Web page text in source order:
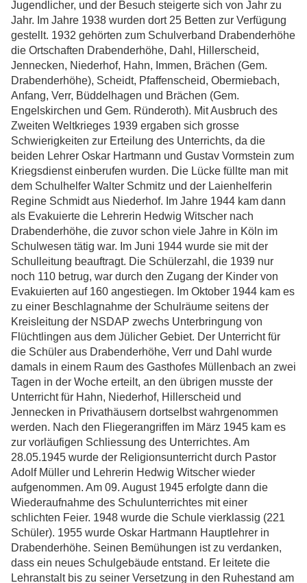
Jugendlicher, und der Besuch steigerte sich von Jahr zu
Jahr. Im Jahre 1938 wurden dort 25 Betten zur Verfügung
gestellt. 1932 gehörten zum Schulverband Drabenderhöhe
die Ortschaften Drabenderhöhe, Dahl, Hillerscheid,
Jennecken, Niederhof, Hahn, Immen, Brächen (Gem.
Drabenderhöhe), Scheidt, Pfaffenscheid, Obermiebach,
Anfang, Verr, Büddelhagen und Brächen (Gem.
Engelskirchen und Gem. Ründeroth). Mit Ausbruch des
Zweiten Weltkrieges 1939 ergaben sich grosse
Schwierigkeiten zur Erteilung des Unterrichts, da die
beiden Lehrer Oskar Hartmann und Gustav Vormstein zum
Kriegsdienst einberufen wurden. Die Lücke füllte man mit
dem Schulhelfer Walter Schmitz und der Laienhelferin
Regine Schmidt aus Niederhof. Im Jahre 1944 kam dann
als Evakuierte die Lehrerin Hedwig Witscher nach
Drabenderhöhe, die zuvor schon viele Jahre in Köln im
Schulwesen tätig war. Im Juni 1944 wurde sie mit der
Schulleitung beauftragt. Die Schülerzahl, die 1939 nur
noch 110 betrug, war durch den Zugang der Kinder von
Evakuierten auf 160 angestiegen. Im Oktober 1944 kam es
zu einer Beschlagnahme der Schulräume seitens der
Kreisleitung der NSDAP zwechs Unterbringung von
Flüchtlingen aus dem Jülicher Gebiet. Der Unterricht für
die Schüler aus Drabenderhöhe, Verr und Dahl wurde
damals in einem Raum des Gasthofes Müllenbach an zwei
Tagen in der Woche erteilt, an den übrigen musste der
Unterricht für Hahn, Niederhof, Hillerscheid und
Jennecken in Privathäusern dortselbst wahrgenommen
werden. Nach den Fliegerangriffen im März 1945 kam es
zur vorläufigen Schliessung des Unterrichtes. Am
28.05.1945 wurde der Religionsunterricht durch Pastor
Adolf Müller und Lehrerin Hedwig Witscher wieder
aufgenommen. Am 09. August 1945 erfolgte dann die
Wiederaufnahme des Schulunterrichtes mit einer
schlichten Feier. 1948 wurde die Schule vierklassig (221
Schüler). 1955 wurde Oskar Hartmann Hauptlehrer in
Drabenderhöhe. Seinen Bemühungen ist zu verdanken,
dass ein neues Schulgebäude entstand. Er leitete die
Lehranstalt bis zu seiner Versetzung in den Ruhestand am